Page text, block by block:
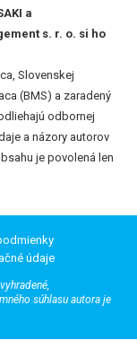
a
s. r. o. si ho
Slovenskej
(BMS) a zaradený
odbornej
a názory autorov
je povolená len
údaje
súhlasu autora je